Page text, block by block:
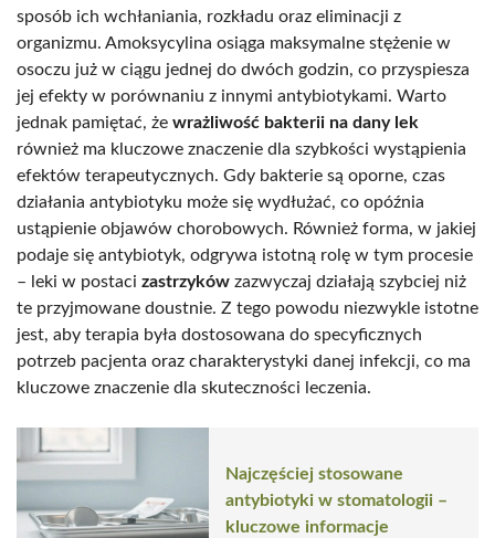
sposób ich wchłaniania, rozkładu oraz eliminacji z
organizmu. Amoksycylina osiąga maksymalne stężenie w
osoczu już w ciągu jednej do dwóch godzin, co przyspiesza
jej efekty w porównaniu z innymi antybiotykami. Warto
jednak pamiętać, że wrażliwość bakterii na dany lek
również ma kluczowe znaczenie dla szybkości wystąpienia
efektów terapeutycznych. Gdy bakterie są oporne, czas
działania antybiotyku może się wydłużać, co opóźnia
ustąpienie objawów chorobowych. Również forma, w jakiej
podaje się antybiotyk, odgrywa istotną rolę w tym procesie
– leki w postaci zastrzyków zazwyczaj działają szybciej niż
te przyjmowane doustnie. Z tego powodu niezwykle istotne
jest, aby terapia była dostosowana do specyficznych
potrzeb pacjenta oraz charakterystyki danej infekcji, co ma
kluczowe znaczenie dla skuteczności leczenia.
Najczęściej stosowane
antybiotyki w stomatologii –
kluczowe informacje